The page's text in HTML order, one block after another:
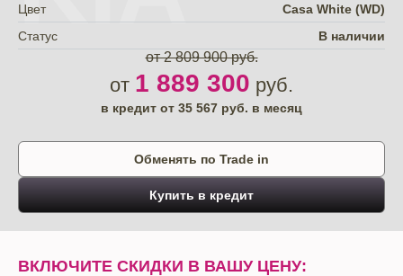
Цвет
Casa White (WD)
Статус
В наличии
от 2 809 900 руб.
от 1 889 300 руб.
в кредит от 35 567 руб. в месяц
Обменять по Trade in
Купить в кредит
ВКЛЮЧИТЕ СКИДКИ В ВАШУ ЦЕНУ: